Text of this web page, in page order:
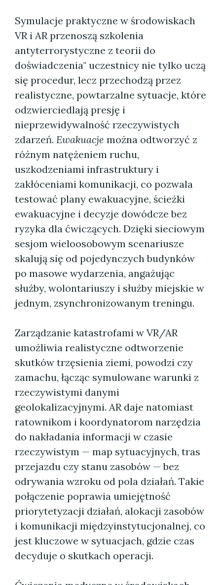
Symulacje praktyczne w środowiskach
VR i AR przenoszą szkolenia
antyterrorystyczne z teorii do
doświadczenia" uczestnicy nie tylko uczą
się procedur, lecz przechodzą przez
realistyczne, powtarzalne sytuacje, które
odzwierciedlają presję i
nieprzewidywalność rzeczywistych
zdarzeń. Ewakuacje można odtworzyć z
różnym natężeniem ruchu,
uszkodzeniami infrastruktury i
zakłóceniami komunikacji, co pozwala
testować plany ewakuacyjne, ścieżki
ewakuacyjne i decyzje dowódcze bez
ryzyka dla ćwiczących. Dzięki sieciowym
sesjom wieloosobowym scenariusze
skalują się od pojedynczych budynków
po masowe wydarzenia, angażując
służby, wolontariuszy i służby miejskie w
jednym, zsynchronizowanym treningu.
Zarządzanie katastrofami w VR/AR
umożliwia realistyczne odtworzenie
skutków trzęsienia ziemi, powodzi czy
zamachu, łącząc symulowane warunki z
rzeczywistymi danymi
geolokalizacyjnymi. AR daje natomiast
ratownikom i koordynatorom narzędzia
do nakładania informacji w czasie
rzeczywistym — map sytuacyjnych, tras
przejazdu czy stanu zasobów — bez
odrywania wzroku od pola działań. Takie
połączenie poprawia umiejętność
priorytetyzacji działań, alokacji zasobów
i komunikacji międzyinstytucjonalnej, co
jest kluczowe w sytuacjach, gdzie czas
decyduje o skutkach operacji.